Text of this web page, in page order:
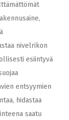
nivelrikon
esiintyvä
entsyymien
hidastaa
saatu